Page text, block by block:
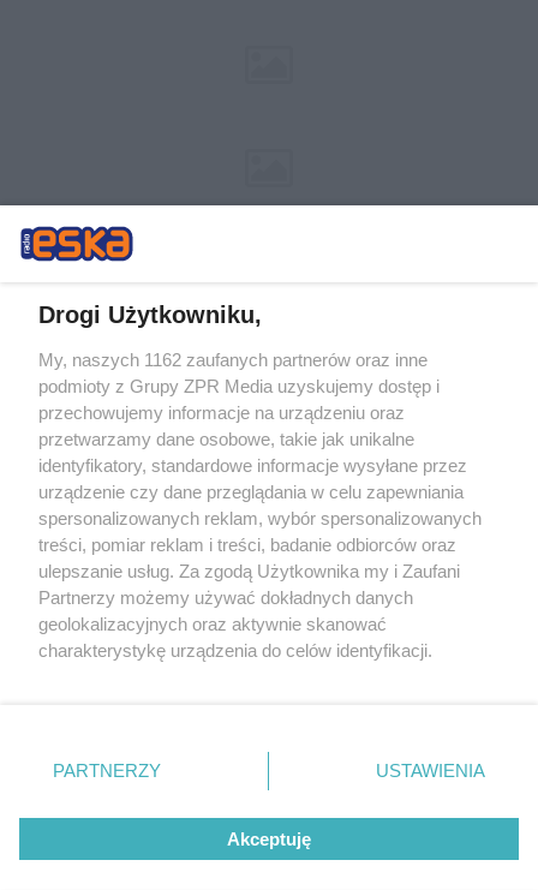
Żaden utwór zamieszczony w serwisie nie może być powielany i
rozpowszechniany lub dalej rozpowszechniany w jakikolwiek sposób (w
tym także elektroniczny lub mechaniczny) na jakimkolwiek polu
eksploatacji w jakiejkolwiek formie, włącznie z umieszczaniem w
Internecie bez pisemnej zgody właściciela praw. Jakiekolwiek użycie lub
wykorzystanie utworów w całości lub w części z naruszeniem prawa,
tzn. bez właściwej zgody, jest zabronione pod groźbą kary i może być
ścigane prawnie.
© 2026 Grupa ZPR Media
Drogi Użytkowniku,
My, naszych 1162 zaufanych partnerów oraz inne
podmioty z Grupy ZPR Media uzyskujemy dostęp i
przechowujemy informacje na urządzeniu oraz
przetwarzamy dane osobowe, takie jak unikalne
identyfikatory, standardowe informacje wysyłane przez
urządzenie czy dane przeglądania w celu zapewniania
spersonalizowanych reklam, wybór spersonalizowanych
treści, pomiar reklam i treści, badanie odbiorców oraz
ulepszanie usług. Za zgodą Użytkownika my i Zaufani
Partnerzy możemy używać dokładnych danych
geolokalizacyjnych oraz aktywnie skanować
charakterystykę urządzenia do celów identyfikacji.
zmienić/wycofać klikając przycisk ustawień prywatności
znajdujący się w lewym dolnym rogu strony
rodzaje przetwarzania danych nie wymagają zgody
użytkownika, ale masz prawo sprzeciwić się takiemu
przetwarzaniu. Preferencje będą miały zastosowanie tylko
PARTNERZY USTAWIENIA
Akceptuję